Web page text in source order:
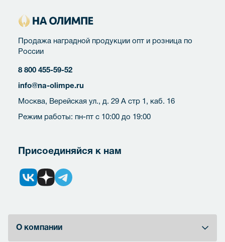
Продажа наградной продукции опт и розница по
России
8 800 455-59-52
info@na-olimpe.ru
Москва, Верейская ул., д. 29 А стр 1, каб. 16
Режим работы: пн-пт с 10:00 до 19:00
Присоединяйся к нам
О компании